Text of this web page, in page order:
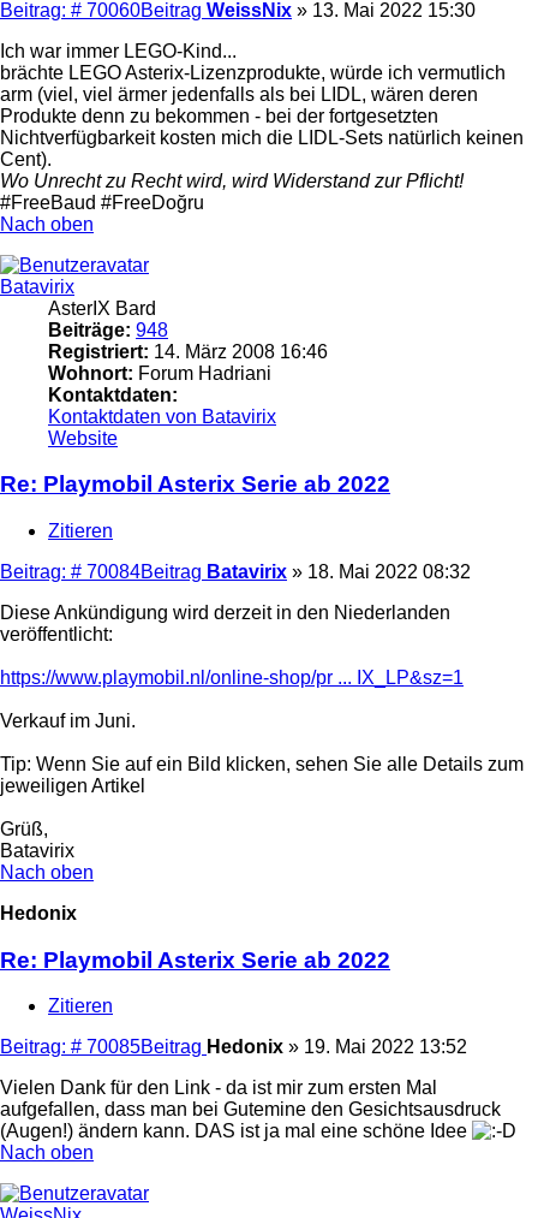
Beitrag: # 70060Beitrag WeissNix » 13. Mai 2022 15:30
Ich war immer LEGO-Kind...
brächte LEGO Asterix-Lizenzprodukte, würde ich vermutlich
arm (viel, viel ärmer jedenfalls als bei LIDL, wären deren
Produkte denn zu bekommen - bei der fortgesetzten
Nichtverfügbarkeit kosten mich die LIDL-Sets natürlich keinen
Cent).
Wo Unrecht zu Recht wird, wird Widerstand zur Pflicht!
#FreeBaud #FreeDoğru
Nach oben
Batavirix
AsterIX Bard
Beiträge: 948
Registriert: 14. März 2008 16:46
Wohnort: Forum Hadriani
Kontaktdaten:
Kontaktdaten von Batavirix
Website
Re: Playmobil Asterix Serie ab 2022
Zitieren
Beitrag: # 70084Beitrag Batavirix » 18. Mai 2022 08:32
Diese Ankündigung wird derzeit in den Niederlanden
veröffentlicht:
https://www.playmobil.nl/online-shop/pr ... IX_LP&sz=1
Verkauf im Juni.
Tip: Wenn Sie auf ein Bild klicken, sehen Sie alle Details zum
jeweiligen Artikel
Grüß,
Batavirix
Nach oben
Hedonix
Re: Playmobil Asterix Serie ab 2022
Zitieren
Beitrag: # 70085Beitrag Hedonix » 19. Mai 2022 13:52
Vielen Dank für den Link - da ist mir zum ersten Mal
aufgefallen, dass man bei Gutemine den Gesichtsausdruck
(Augen!) ändern kann. DAS ist ja mal eine schöne Idee
Nach oben